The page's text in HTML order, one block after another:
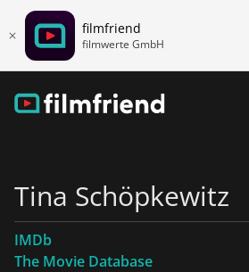
filmfriend
filmwerte GmbH
Tina Schöpkewitz
IMDb
The Movie Database